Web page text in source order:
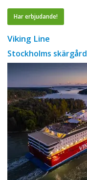
Har erbjudande!
Viking Line
Stockholms skärgård